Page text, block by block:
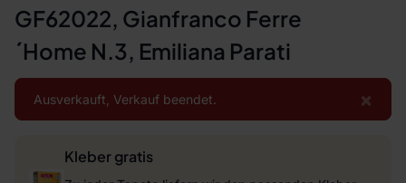
GF62022, Gianfranco Ferre
´Home N.3, Emiliana Parati
×
Ausverkauft, Verkauf beendet.
Kleber gratis